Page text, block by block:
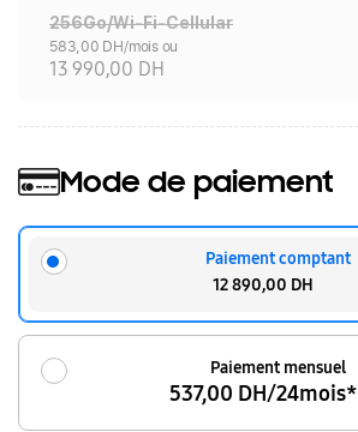
256Go/Wi-Fi-Cellular
583,00 DH/mois ou
13 990,00 DH
Mode de paiement
Paiement comptant
12 890,00 DH
Paiement mensuel
537,00 DH/24mois*